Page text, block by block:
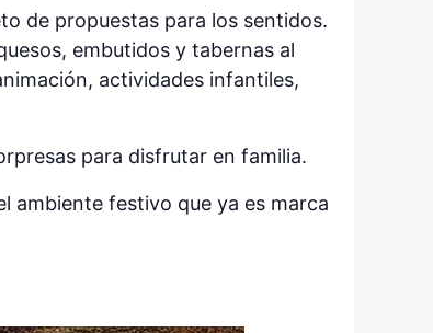
de propuestas para los sentidos.
embutidos y tabernas al
actividades infantiles,
para disfrutar en familia.
ambiente festivo que ya es marca